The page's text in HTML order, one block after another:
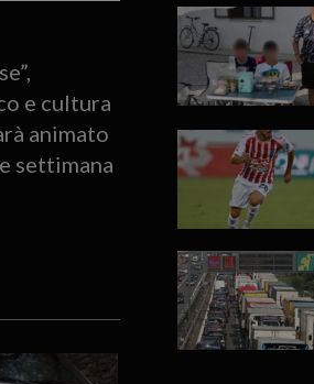
e cultura
animato
settimana